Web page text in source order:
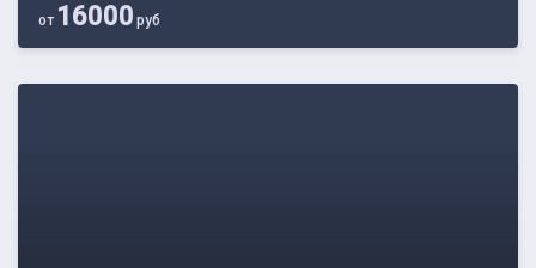
от 16000 руб